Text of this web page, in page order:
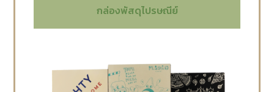
กล่องพัสดุไปรษณีย์